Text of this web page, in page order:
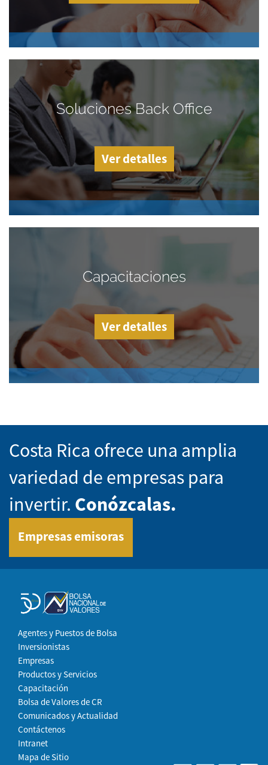
Soluciones Back Office
Ver detalles
Capacitaciones
Ver detalles
Costa Rica ofrece una amplia
variedad de empresas para
invertir. Conózcalas.
Empresas emisoras
Agentes y Puestos de Bolsa
Inversionistas
Empresas
Productos y Servicios
Capacitación
Bolsa de Valores de CR
Comunicados y Actualidad
Contáctenos
Intranet
Mapa de Sitio